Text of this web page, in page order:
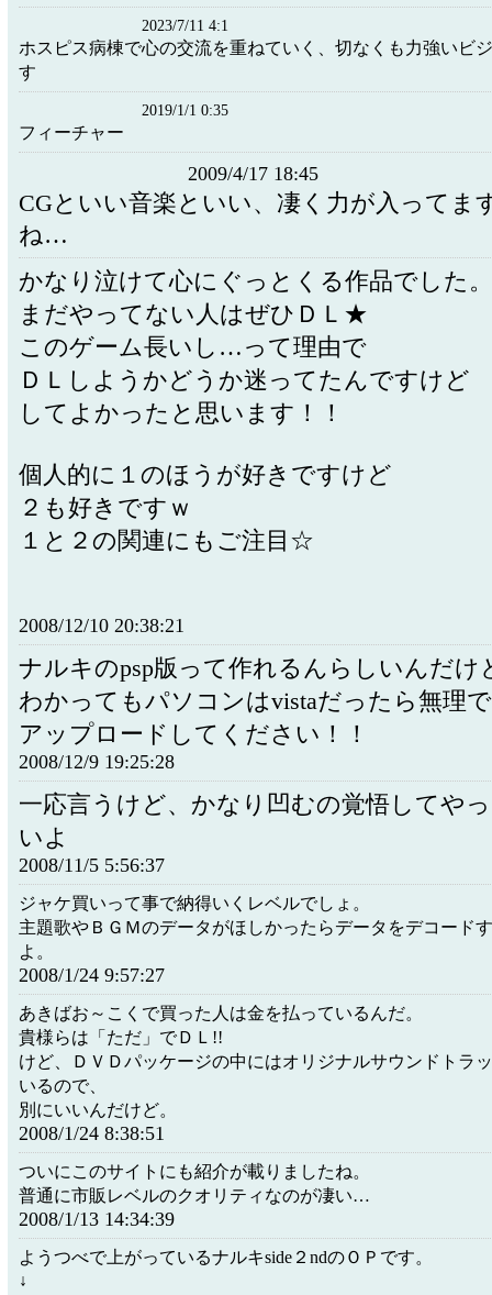
2023/7/11 4:1
ホスピス病棟で心の交流を重ねていく、切なくも力強いビ
す
2019/1/1 0:35
フィーチャー
2009/4/17 18:45
CGといい音楽といい、凄く力が入ってま
ね…
かなり泣けて心にぐっとくる作品でした。
まだやってない人はぜひＤＬ★
このゲーム長いし…って理由で
ＤＬしようかどうか迷ってたんですけど
してよかったと思います！！
個人的に１のほうが好きですけど
２も好きですｗ
１と２の関連にもご注目☆
2008/12/10 20:38:21
ナルキのpsp版って作れるんらしいんだけ
わかってもパソコンはvistaだったら無理
アップロードしてください！！
2008/12/9 19:25:28
一応言うけど、かなり凹むの覚悟してや
いよ
2008/11/5 5:56:37
ジャケ買いって事で納得いくレベルでしょ。
主題歌やＢＧＭのデータがほしかったらデータをデコード
よ。
2008/1/24 9:57:27
あきばお～こくで買った人は金を払っているんだ。
貴様らは「ただ」でＤＬ!!
けど、ＤＶＤパッケージの中にはオリジナルサウンドトラ
いるので、
別にいいんだけど。
2008/1/24 8:38:51
ついにこのサイトにも紹介が載りましたね。
普通に市販レベルのクオリティなのが凄い…
2008/1/13 14:34:39
ようつべで上がっているナルキside２ndのＯＰです。
↓